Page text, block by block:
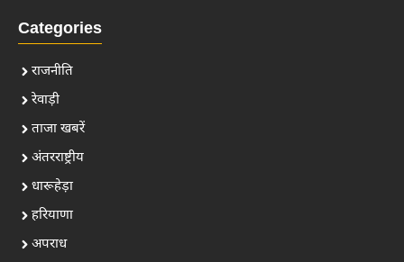
Categories
राजनीति
रेवाड़ी
ताजा खबरें
अंतरराष्ट्रीय
धारूहेड़ा
हरियाणा
अपराध